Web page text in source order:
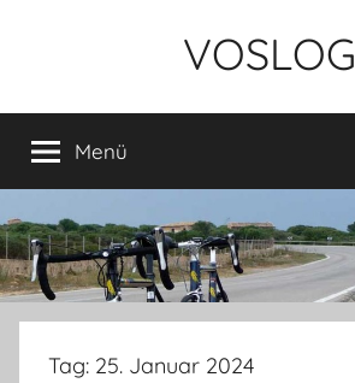
VOSLOG
Menü
Tag: 25. Januar 2024